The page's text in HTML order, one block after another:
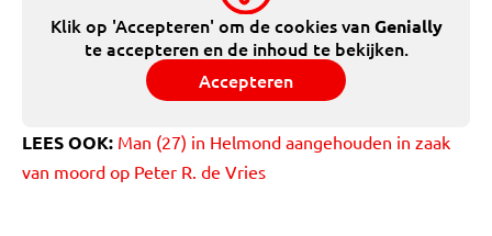
Klik op 'Accepteren' om de cookies vanGenially
te accepteren en de inhoud te bekijken.
Accepteren
LEES OOK: Man (27) in Helmond aangehouden in zaak
van moord op Peter R. de Vries